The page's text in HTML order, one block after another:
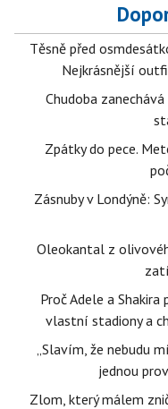
Těsně před
Nejkrásnější
Chudoba
Zpátky do pece.
Zásnuby v Londýně:
Oleokantal z
Proč Adele a
vlastní stadiony a
„Slavím, že nebudu
jednou
Zlom, který málem